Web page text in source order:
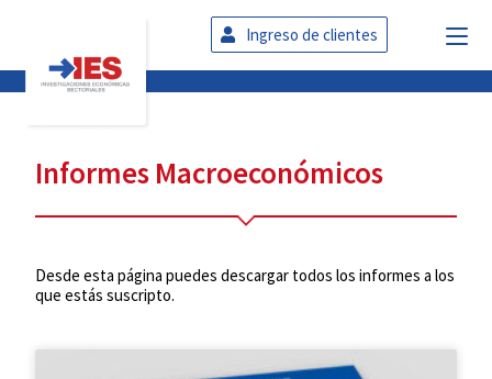
Ingreso de clientes
Informes Macroeconómicos
Desde esta página puedes descargar todos los informes a los
que estás suscripto.